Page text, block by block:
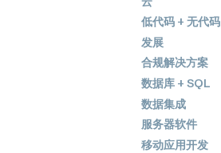
低代码 + 无代码
发展
合规解决方案
数据库 + SQL
数据集成
服务器软件
移动应用开发